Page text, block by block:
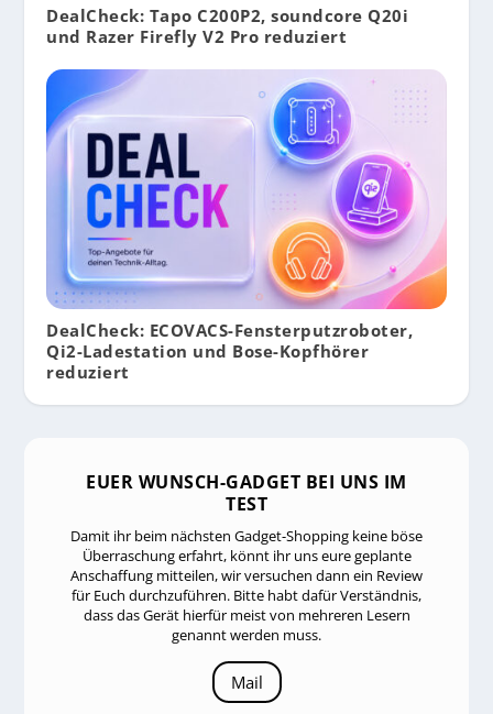
DealCheck: Tapo C200P2, soundcore Q20i
und Razer Firefly V2 Pro reduziert
DealCheck: ECOVACS-Fensterputzroboter,
Qi2-Ladestation und Bose-Kopfhörer
reduziert
EUER WUNSCH-GADGET BEI UNS IM
TEST
Damit ihr beim nächsten Gadget-Shopping keine böse
Überraschung erfahrt, könnt ihr uns eure geplante
Anschaffung mitteilen, wir versuchen dann ein Review
für Euch durchzuführen. Bitte habt dafür Verständnis,
dass das Gerät hierfür meist von mehreren Lesern
genannt werden muss.
Mail